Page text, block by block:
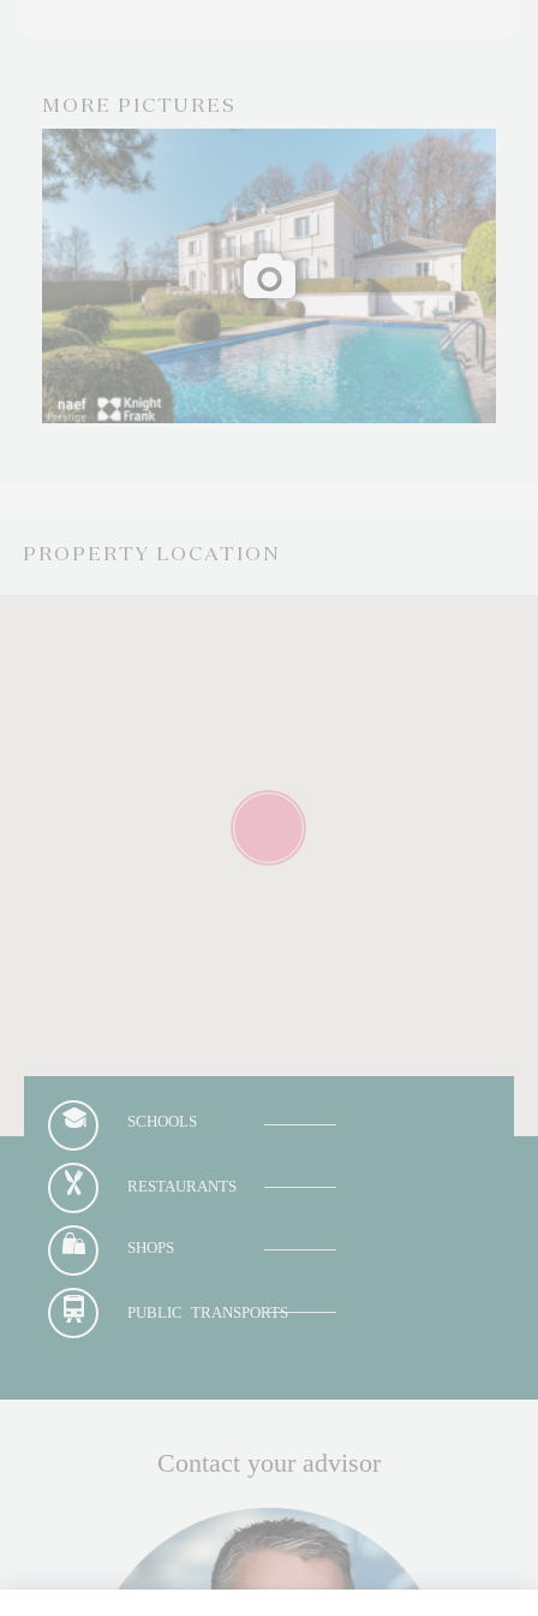
MORE PICTURES
PROPERTY LOCATION
SCHOOLS
RESTAURANTS
SHOPS
PUBLIC TRANSPORTS
Contact your advisor